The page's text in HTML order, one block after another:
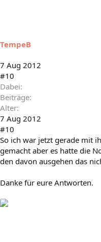
TempeB
7 Aug 2012
#10
Dabei
Beiträge
Alter
7 Aug 2012
#10
So ich war jetzt gerade mit
gemacht aber es hatte die
den davon ausgehen das
Danke für eure Antworten.